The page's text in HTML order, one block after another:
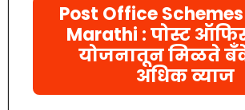
Post Office
Marathi : पोस्ट
योजनातून मिळते
अधिक व्याज